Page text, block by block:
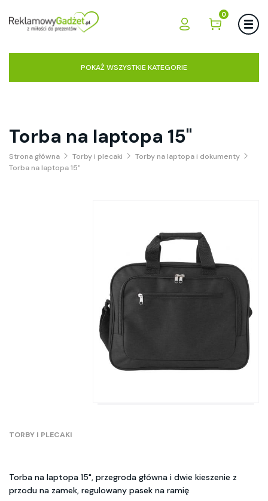
0
POKAŻ WSZYSTKIE KATEGORIE
Torba na laptopa 15"
Strona główna Torby i plecaki
Torby na laptopa i dokumenty
Torba na laptopa 15"
TORBY I PLECAKI
Torba na laptopa 15", przegroda główna i dwie kieszenie z
przodu na zamek, regulowany pasek na ramię